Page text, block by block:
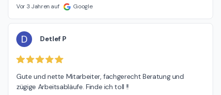
feedback@dekra.com Ihr DEKRA Team
Vor 3 Jahren auf Google
D Detlef P
Gute und nette Mitarbeiter, fachgerecht Beratung und
zügige Arbeitsabläufe. Finde ich toll !!